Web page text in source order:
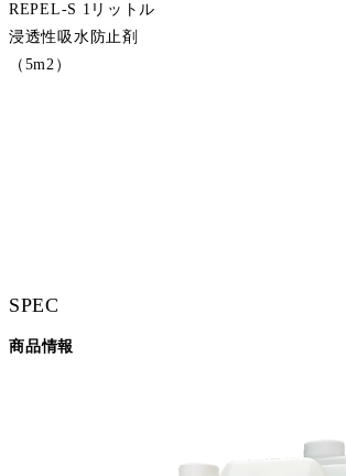
REPEL-S 1リットル
浸透性吸水防止剤
（5m2）
SPEC
商品情報